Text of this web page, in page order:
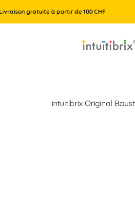
gratuite à partir de 100 CHF
intuitibrix.ch |